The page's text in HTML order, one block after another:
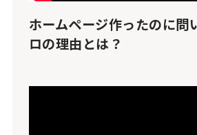
ホームページ作ったのに問
ロの理由とは？